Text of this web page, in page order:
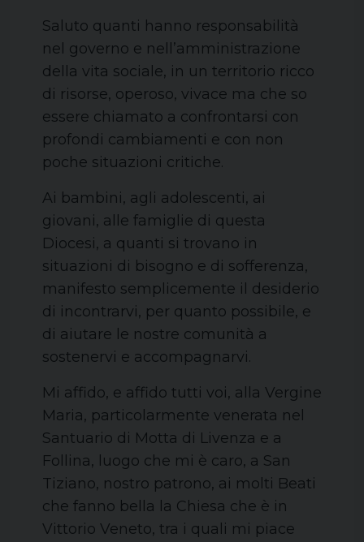
Saluto quanti hanno responsabilità
nel governo e nell’amministrazione
della vita sociale, in un territorio ricco
di risorse, operoso, vivace ma che so
essere chiamato a confrontarsi con
profondi cambiamenti e con non
poche situazioni critiche.
Ai bambini, agli adolescenti, ai
giovani, alle famiglie di questa
Diocesi, a quanti si trovano in
situazioni di bisogno e di sofferenza,
manifesto semplicemente il desiderio
di incontrarvi, per quanto possibile, e
di aiutare le nostre comunità a
sostenervi e accompagnarvi.
Mi affido, e affido tutti voi, alla Vergine
Maria, particolarmente venerata nel
Santuario di Motta di Livenza e a
Follina, luogo che mi è caro, a San
Tiziano, nostro patrono, ai molti Beati
che fanno bella la Chiesa che è in
Vittorio Veneto, tra i quali mi piace